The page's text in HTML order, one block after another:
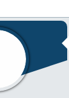
a
ç